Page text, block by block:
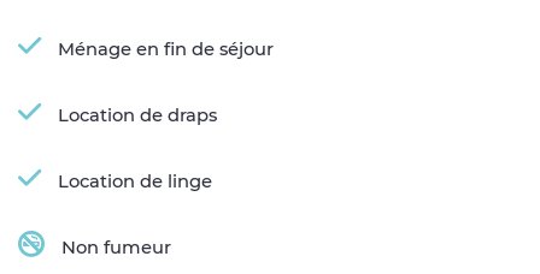
Ménage en fin de séjour
Location de draps
Location de linge
Non fumeur